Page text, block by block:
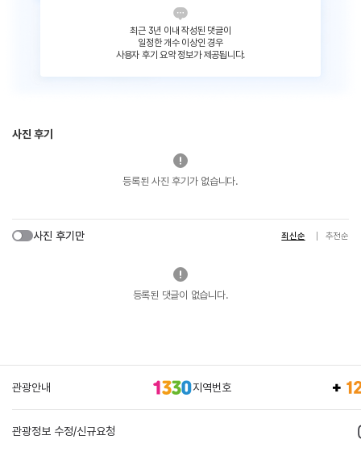
최근 3년 이내 작성된 댓글이
일정한 개수 이상인 경우
사용자 후기 요약 정보가 제공됩니다.
사진 후기
등록된 사진 후기가 없습니다.
사진 후기만 최신순 추천순
등록된 댓글이 없습니다.
관광안내 지역번호
관광정보 수정/신규요청